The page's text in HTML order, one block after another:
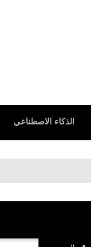
الذكاء الاصطناعي